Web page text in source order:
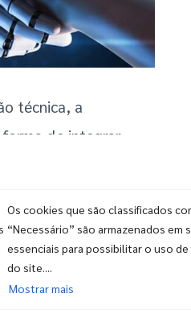
Os cookies que são classificados
“Necessário” são armazenados em
essenciais para possibilitar o uso
do site....
Mostrar mais
técnica, a
de integrar
operações. Soluções
a capacidade de
com o humano
como finalidade.